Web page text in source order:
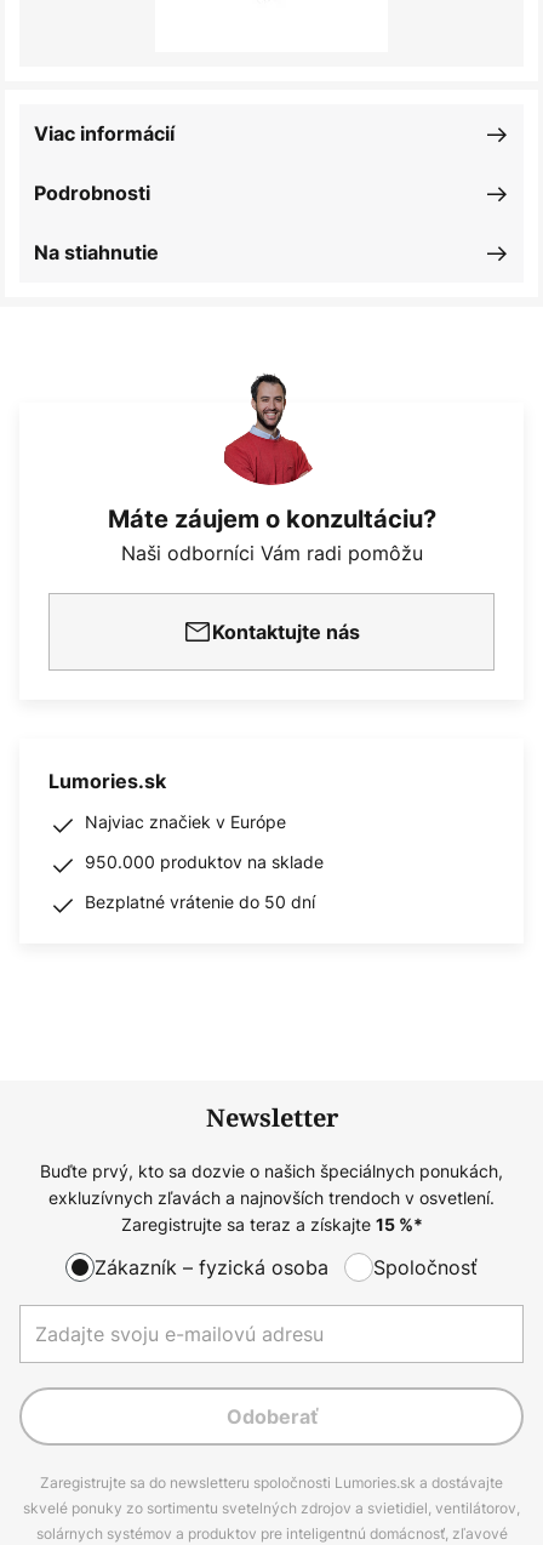
Podrobnosti
Viac informácií
Na stiahnutie
Máte záujem o konzultáciu?
Naši odborníci Vám radi pomôžu
Kontaktujte nás
Lumories.sk
Najviac značiek v Európe
950.000 produktov na sklade
Bezplatné vrátenie do 50 dní
Newsletter
Buďte prvý, kto sa dozvie o našich špeciálnych ponukách,
exkluzívnych zľavách a najnovších trendoch v osvetlení.
Zaregistrujte sa teraz a získajte 15%*
Zákazník – fyzická osoba Spoločnosť
Odoberať
Zaregistrujte sa do newsletteru spoločnosti Lumories.sk a dostávajte
skvelé ponuky zo sortimentu svetelných zdrojov a svietidiel, ventilátorov,
solárnych systémov a produktov pre inteligentnú domácnosť, zľavové